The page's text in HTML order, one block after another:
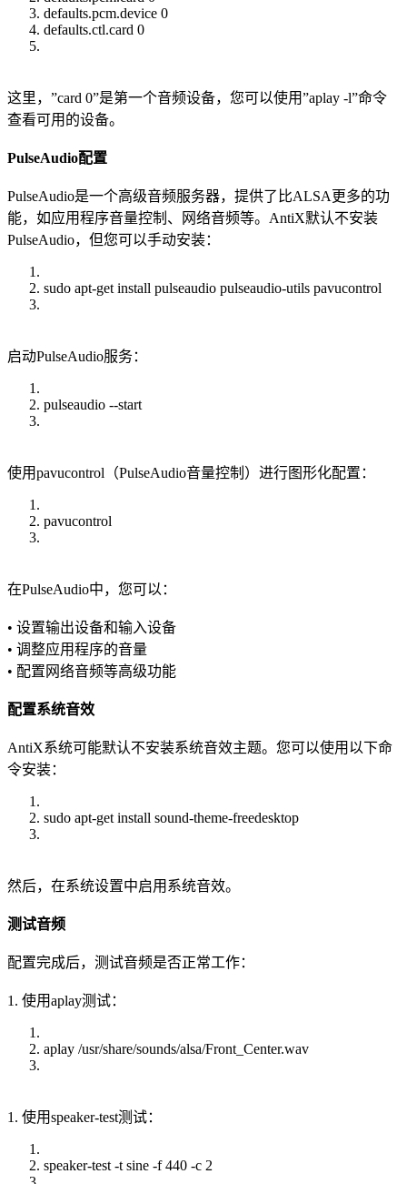
defaults.pcm.device 0
defaults.ctl.card 0
这里，”card 0”是第一个音频设备，您可以使用”aplay -l”命令
查看可用的设备。
PulseAudio配置
PulseAudio是一个高级音频服务器，提供了比ALSA更多的功
能，如应用程序音量控制、网络音频等。AntiX默认不安装
PulseAudio，但您可以手动安装：
sudo apt-get install pulseaudio pulseaudio-utils pavucontrol
启动PulseAudio服务：
pulseaudio --start
使用pavucontrol（PulseAudio音量控制）进行图形化配置：
pavucontrol
在PulseAudio中，您可以：
• 设置输出设备和输入设备
• 调整应用程序的音量
• 配置网络音频等高级功能
配置系统音效
AntiX系统可能默认不安装系统音效主题。您可以使用以下命
令安装：
sudo apt-get install sound-theme-freedesktop
然后，在系统设置中启用系统音效。
测试音频
配置完成后，测试音频是否正常工作：
1. 使用aplay测试：
aplay /usr/share/sounds/alsa/Front_Center.wav
1. 使用speaker-test测试：
speaker-test -t sine -f 440 -c 2